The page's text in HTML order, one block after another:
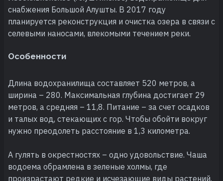
снабжения Большой Алушты. В 2017 году
планируется реконструкция и очистка озера в связи с
селевыми наносами, влекомыми течением реки.
Особенности
Длина водохранилища составляет 520 метров, а
ширина – 280. Максимальная глубина достигает 29
метров, а средняя – 11,8. Питание – за счет осадков
и талых вод, стекающих с гор. Чтобы обойти вокруг
нужно преодолеть расстояние в 1,3 километра.
А гулять в окрестностях – одно удовольствие. Чаша
водоема обрамлена в зеленые холмы, где
произрастают редкие и исчезающие виды растений.